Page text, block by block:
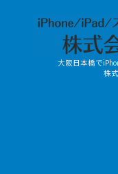
大阪日本橋で
株